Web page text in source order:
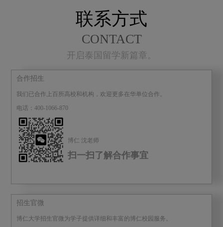
联系方式
CONTACT
开启泰国留学新篇章。
合作招生
我们已合作上百所高校和机构，欢迎更多在华单位合作。
电话：400-1066-870
博仁 沈老师
扫一扫了解合作事宜
招生官微
博仁大学招生官微为学子提供详细和丰富的博仁校园服务。